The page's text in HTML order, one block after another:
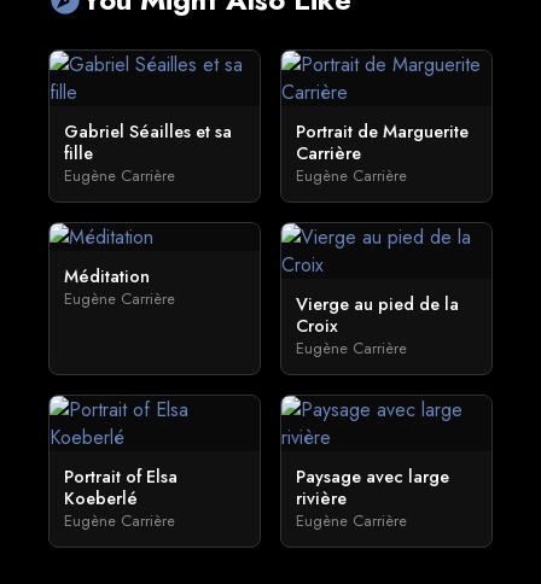
Gabriel Séailles et sa
fille
Eugène Carrière
Portrait de Marguerite
Carrière
Eugène Carrière
Méditation
Eugène Carrière
Vierge au pied de la
Croix
Eugène Carrière
Portrait of Elsa
Koeberlé
Eugène Carrière
Paysage avec large
rivière
Eugène Carrière